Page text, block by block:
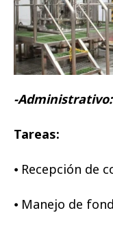
-Administrativo:
Tareas:
⦁ Recepción de
⦁ Manejo de